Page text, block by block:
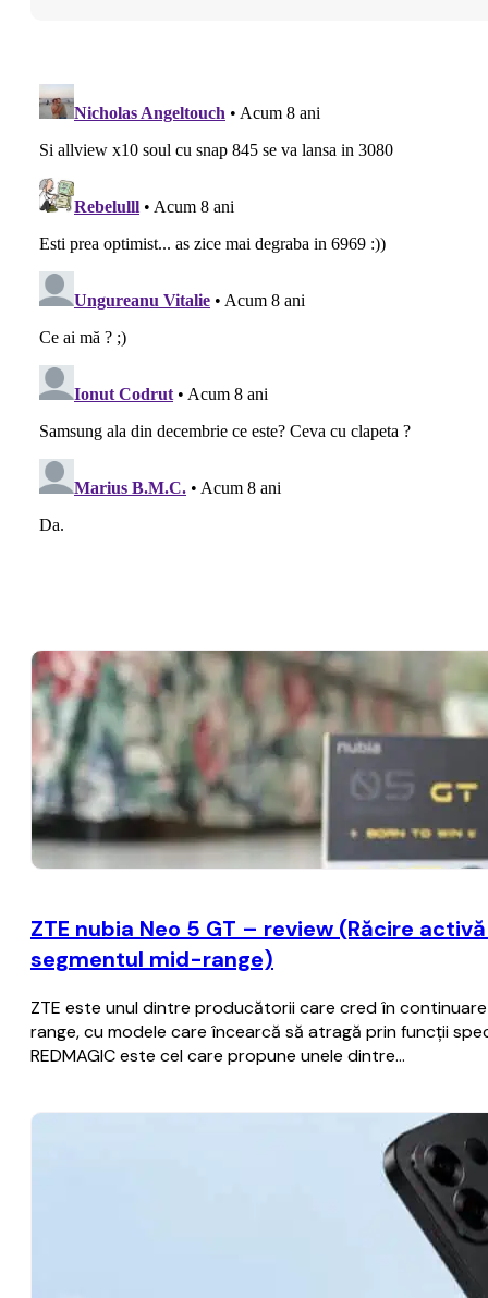
ZTE nubia Neo 5 GT – review (Răcire
segmentul mid-range)
ZTE este unul dintre producătorii care cred în
range, cu modele care încearcă să atragă prin funcții
REDMAGIC este cel care propune unele dintre…